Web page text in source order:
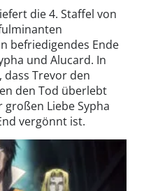
die 4. Staffel von
befriedigendes Ende
und Alucard. In
dass Trevor den
den Tod überlebt
Liebe Sypha
vergönnt ist.